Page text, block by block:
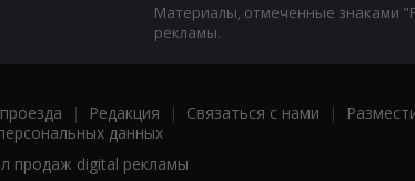
Материалы, отмеченные знаками
рекламы.
| Редакция | Связаться с нами |
данных
продаж digital рекламы